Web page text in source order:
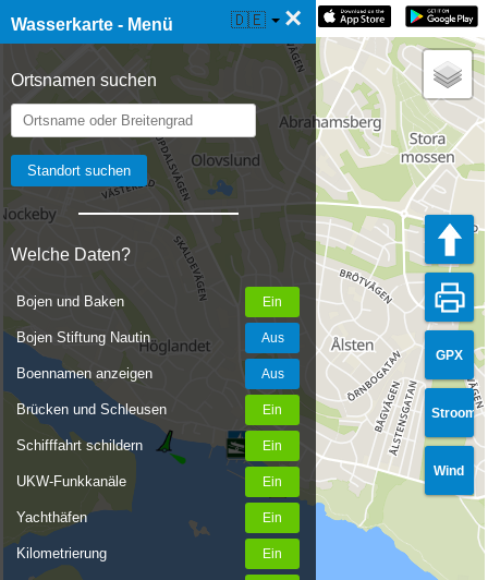
Wasserkarte - Menü ×
Ortsnamen suchen
Welche Daten?
Bojen und Baken
Bojen Stiftung Nautin
Boennamen anzeigen
Brücken und Schleusen
Schifffahrt schildern
UKW-Funkkanäle
Yachthäfen
Kilometrierung
☰ Wasserkarte Live 🇩🇪
GPX
Stroom
Wind